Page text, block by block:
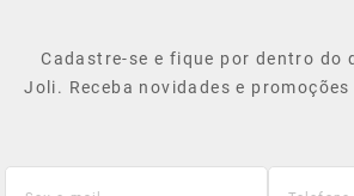
Cadastre-se e fique por dentro do
Joli. Receba novidades e